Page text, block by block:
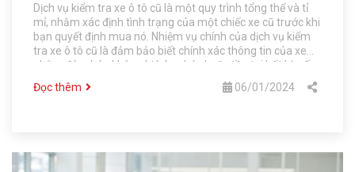
Dịch vụ kiểm tra xe ô tô cũ là một quy trình tổng thể và tỉ
mỉ, nhằm xác định tình trạng của một chiếc xe cũ trước khi
bạn quyết định mua nó. Nhiệm vụ chính của dịch vụ kiểm
tra xe ô tô cũ là đảm bảo biết chính xác thông tin của xe
nhằm đảm bảo không bị hỏng hóc hoặc tồn tại bất kỳ vấn
Đọc thêm 06/01/2024